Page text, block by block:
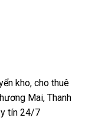
kho, cho thuê
Mai, Thanh
tín 24/7